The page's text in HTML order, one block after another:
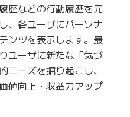
歴などの行動履歴を元
、各ユーザにパーソナ
ンツを表示します。最
ユーザに新たな「気づ
ニーズを掘り起こし、
値向上・収益力アップ